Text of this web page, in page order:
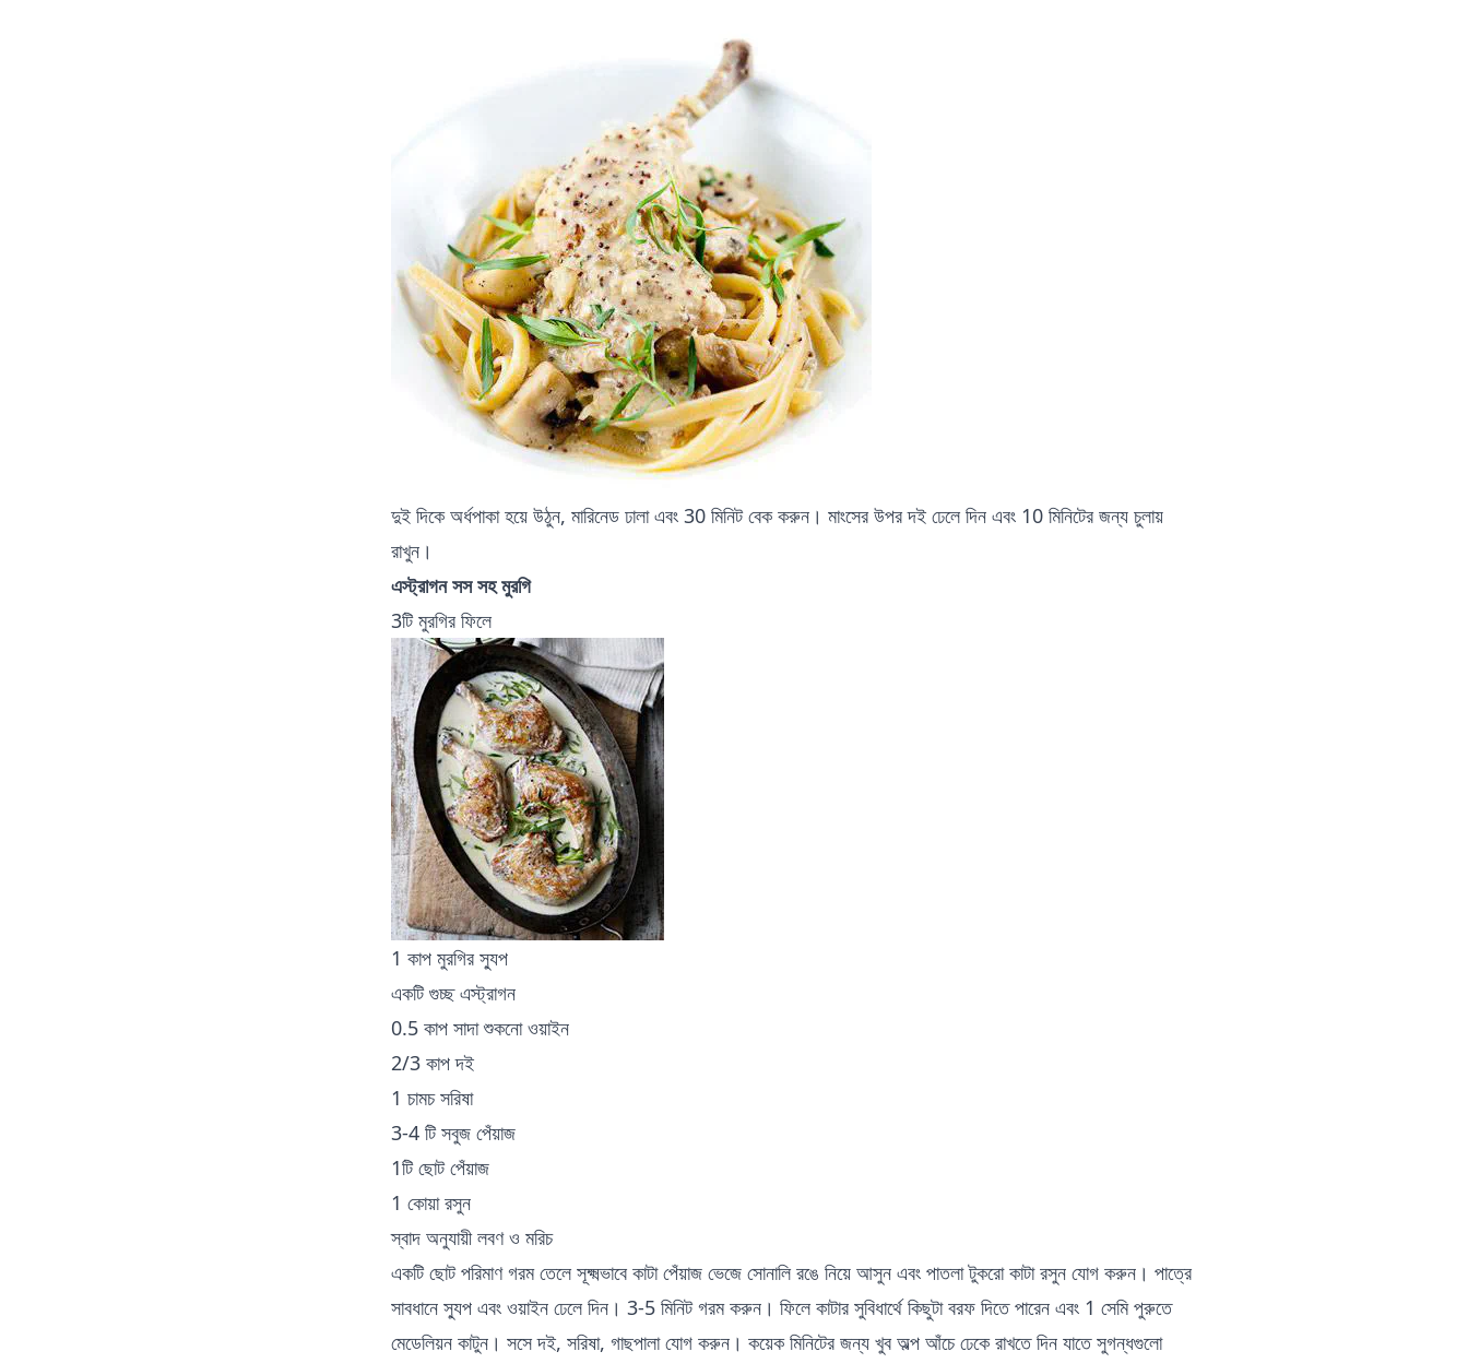
দুই দিকে অর্ধপাকা হয়ে উঠুন, মারিনেড ঢালা এবং 30 মিনিট বেক করুন। মাংসের উপর দই ঢেলে দিন এবং 10 মিনিটের জন্য চুলায়
রাখুন।
এস্ট্রাগন সস সহ মুরগি
3টি মুরগির ফিলে
1 কাপ মুরগির স্যুপ
একটি গুচ্ছ এস্ট্রাগন
0.5 কাপ সাদা শুকনো ওয়াইন
2/3 কাপ দই
1 চামচ সরিষা
3-4 টি সবুজ পেঁয়াজ
1টি ছোট পেঁয়াজ
1 কোয়া রসুন
স্বাদ অনুযায়ী লবণ ও মরিচ
একটি ছোট পরিমাণ গরম তেলে সূক্ষ্মভাবে কাটা পেঁয়াজ ভেজে সোনালি রঙে নিয়ে আসুন এবং পাতলা টুকরো কাটা রসুন যোগ করুন। পাত্রে
সাবধানে স্যুপ এবং ওয়াইন ঢেলে দিন। 3-5 মিনিট গরম করুন। ফিলে কাটার সুবিধার্থে কিছুটা বরফ দিতে পারেন এবং 1 সেমি পুরুতে
মেডেলিয়ন কাটুন। সসে দই, সরিষা, গাছপালা যোগ করুন। কয়েক মিনিটের জন্য খুব অল্প আঁচে ঢেকে রাখতে দিন যাতে সুগন্ধগুলো